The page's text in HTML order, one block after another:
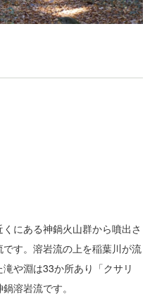
にある神鍋火山群から噴出さ
す。溶岩流の上を稲葉川が流
や淵は33か所あり「クサリ
溶岩流です。